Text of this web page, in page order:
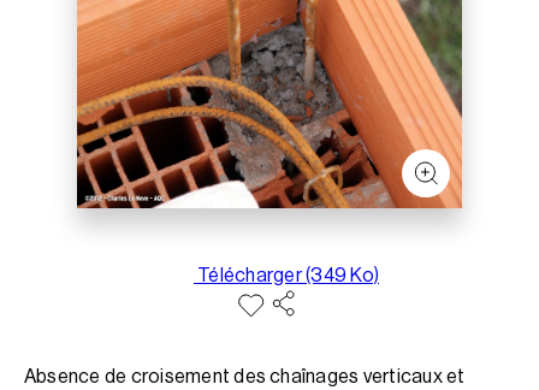
Télécharger (349 Ko)
Absence de croisement des chaînages verticaux et